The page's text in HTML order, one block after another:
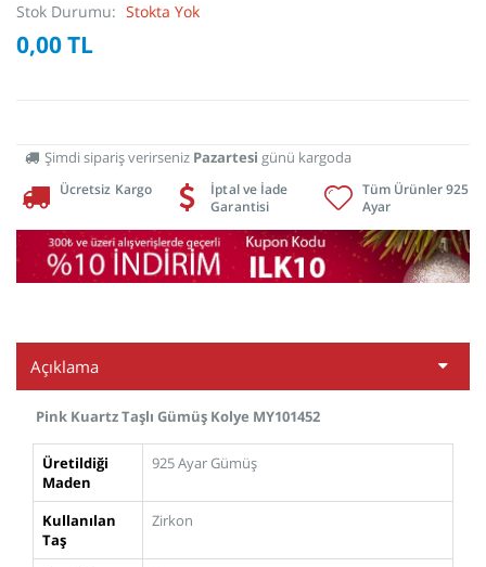
Stok Durumu: Stokta Yok
0,00 TL
Şimdi sipariş verirseniz Pazartesi günü kargoda
Ücretsiz Kargo
İptal ve İade
Garantisi
Tüm Ürünler 925
Ayar
Açıklama
Pink Kuartz Taşlı Gümüş Kolye MY101452
Üretildiği
Maden
925 Ayar Gümüş
Kullanılan
Taş
Zirkon